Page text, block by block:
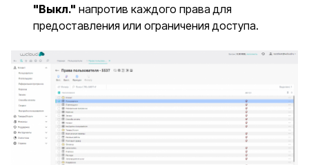
"Выкл." напротив каждого права для
предоставления или ограничения доступа.